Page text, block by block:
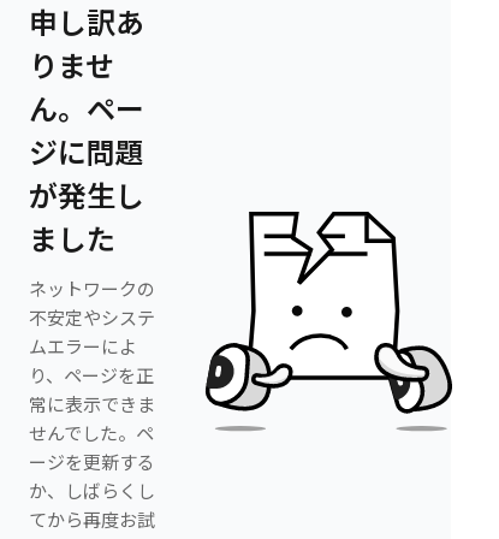
申し訳あ
りませ
ん。ペー
ジに問題
が発生し
ました
ネットワークの
不安定やシステ
ムエラーによ
り、ページを正
常に表示できま
せんでした。ペ
ージを更新する
か、しばらくし
てから再度お試